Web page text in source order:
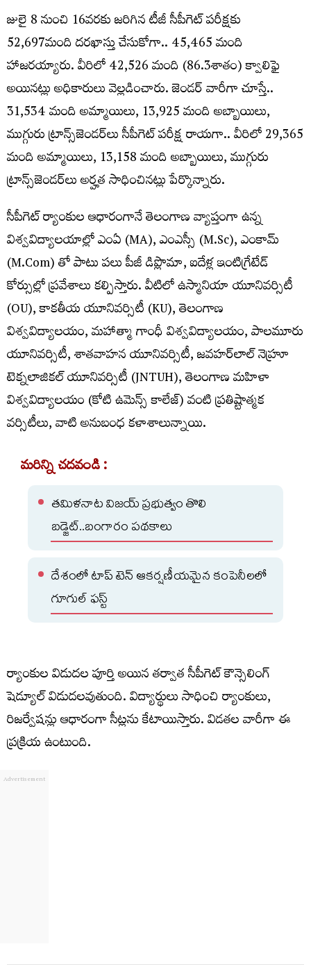
జులై 8 నుంచి 16వరకు జరిగిన టీజీ సీపీగెట్ పరీక్షకు
52,697మంది దరఖాస్తు చేసుకోగా.. 45,465 మంది
హాజరయ్యారు. వీరిలో 42,526 మంది (86.3శాతం) క్వాలిఫై
అయినట్లు అధికారులు వెల్లడించారు. జెండర్‌ వారీగా చూస్తే..
31,534 మంది అమ్మాయిలు, 13,925 మంది అబ్బాయిలు,
ముగ్గురు ట్రాన్స్‌జెండర్‌లు సీపీగెట్‌ పరీక్ష రాయగా.. వీరిలో 29,365
మంది అమ్మాయిలు, 13,158 మంది అబ్బాయిలు, ముగ్గురు
ట్రాన్స్‌జెండర్‌లు అర్హత సాధించినట్లు పేర్కొన్నారు.
సీపీగెట్ ర్యాంకుల ఆధారంగానే తెలంగాణ వ్యాప్తంగా ఉన్న
విశ్వవిద్యాలయాల్లో ఎంఏ (MA), ఎంఎస్సీ (M.Sc), ఎంకామ్
(M.Com) తో పాటు పలు పీజీ డిప్లొమా, ఐదేళ్ల ఇంటిగ్రేటేడ్
కోర్సుల్లో ప్రవేశాలు కల్పిస్తారు. వీటిలో ఉస్మానియా యూనివర్సిటీ
(OU), కాకతీయ యూనివర్సిటీ (KU), తెలంగాణ
విశ్వవిద్యాలయం, మహాత్మా గాంధీ విశ్వవిద్యాలయం, పాలమూరు
యూనివర్సిటీ, శాతవాహన యూనివర్సిటీ, జవహర్‌లాల్ నెహ్రూ
టెక్నలాజికల్ యూనివర్సిటీ (JNTUH), తెలంగాణ మహిళా
విశ్వవిద్యాలయం (కోటి ఉమెన్స్ కాలేజ్) వంటి ప్రతిష్టాత్మక
వర్సిటీలు, వాటి అనుబంధ కళాశాలున్నాయి.
మరిన్ని చదవండి :
తమిళనాట విజయ్ ప్రభుత్వం తొలి
బడ్జెట్‌..బంగారం పథకాలు
దేశంలో టాప్ టెన్ ఆకర్షణీయమైన కంపెనీలలో
గూగుల్‌ ఫస్ట్‌
ర్యాంకుల విడుదల పూర్తి అయిన తర్వాత సీపీగెట్ కౌన్సెలింగ్
షెడ్యూల్ విడుదలవుతుంది. విద్యార్థులు సాధించి ర్యాంకులు,
రిజర్వేషన్లు ఆధారంగా సీట్లను కేటాయిస్తారు. విడతల వారీగా ఈ
ప్రక్రియ ఉంటుంది.